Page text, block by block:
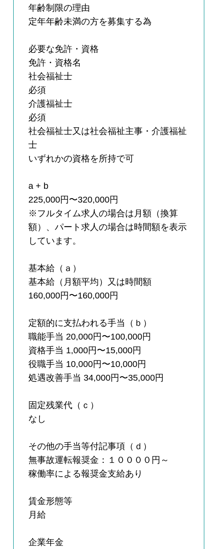
年齢制限の理由
定年年齢未満の方を募集する為
必要な免許・資格
免許・資格名
社会福祉士
必須
介護福祉士
必須
社会福祉士又は社会福祉主事・介護福祉
士
いずれかの資格を所持で可
a + b
225,000円〜320,000円
※フルタイム求人の場合は月額（換算
額）、パート求人の場合は時間額を表示
しています。
基本給（ａ）
基本給（月額平均）又は時間額
160,000円〜160,000円
定額的に支払われる手当（ｂ）
職能手当 20,000円〜100,000円
資格手当 1,000円〜15,000円
役職手当 10,000円〜10,000円
処遇改善手当 34,000円〜35,000円
固定残業代（ｃ）
なし
その他の手当等付記事項（ｄ）
無事故運転報奨金：１００００円～
稼働率による報奨金支給あり
賃金形態等
月給
企業年金